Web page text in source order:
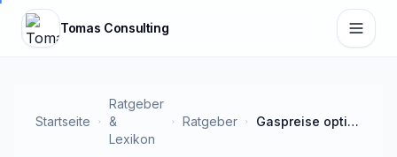
Zum Hauptinhalt springen
Tomas Consulting
Startseite
Ratgeber
&
Lexikon
Ratgeber Gaspreise optimieren: So senkst du deine Heizkosten